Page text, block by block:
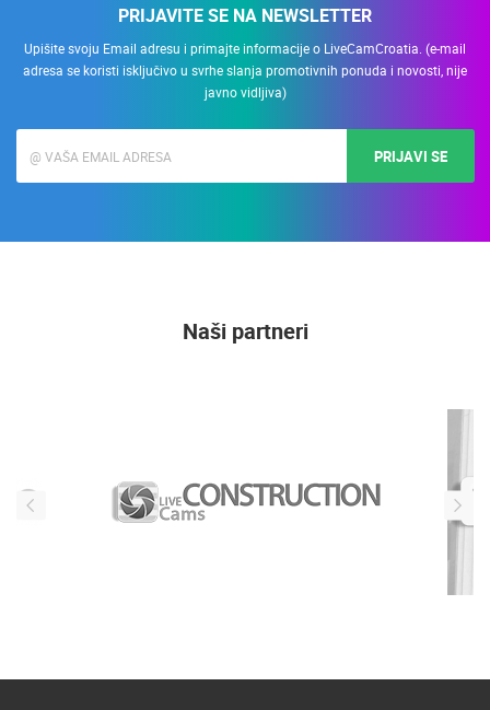
PRIJAVITE SE NA NEWSLETTER
Upišite svoju Email adresu i primajte informacije o LiveCamCroatia. (e-mail
adresa se koristi isključivo u svrhe slanja promotivnih ponuda i novosti, nije
javno vidljiva)
PRIJAVI SE
Naši partneri